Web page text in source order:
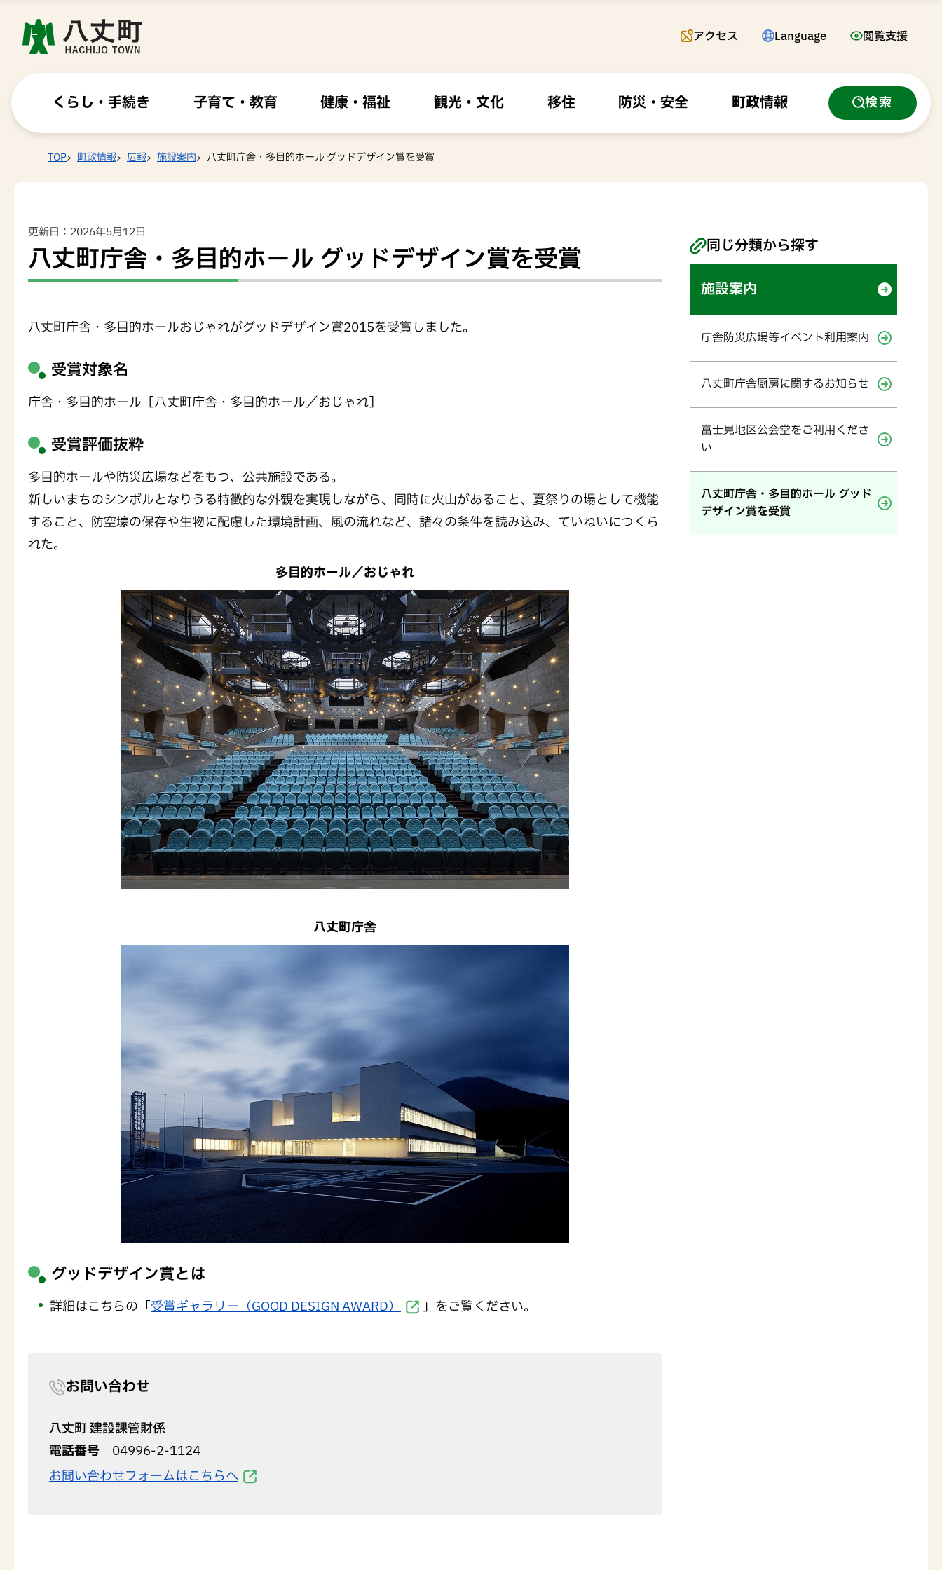
アクセス Language 閲覧支援
くらし・手続き 子育て・教育 健康・福祉 観光・文化 移住 防災・安全 町政情報 検索
TOP 町政情報 広報 施設案内 八丈町庁舎・多目的ホール グッドデザイン賞を受賞
更新日：2026年5月12日
八丈町庁舎・多目的ホール グッドデザイン賞を受賞
八丈町庁舎・多目的ホールおじゃれがグッドデザイン賞2015を受賞しました。
受賞対象名
庁舎・多目的ホール［八丈町庁舎・多目的ホール／おじゃれ］
受賞評価抜粋
多目的ホールや防災広場などをもつ、公共施設である。
新しいまちのシンボルとなりうる特徴的な外観を実現しながら、同時に火山があること、夏祭りの場として機能
すること、防空壕の保存や生物に配慮した環境計画、風の流れなど、諸々の条件を読み込み、ていねいにつくら
れた。
多目的ホール／おじゃれ
八丈町庁舎
グッドデザイン賞とは
詳細はこちらの「受賞ギャラリー（GOOD DESIGN AWARD） 」をご覧ください。
お問い合わせ
八丈町 建設課管財係
電話番号
04996-2-1124
お問い合わせフォームはこちらへ
同じ分類から探す
施設案内
庁舎防災広場等イベント利用案内
八丈町庁舎厨房に関するお知らせ
富士見地区公会堂をご利用くださ
い
八丈町庁舎・多目的ホール グッド
デザイン賞を受賞